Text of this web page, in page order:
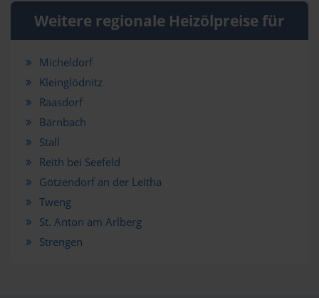
Weitere regionale Heizölpreise für
Micheldorf
Kleinglödnitz
Raasdorf
Bärnbach
Stall
Reith bei Seefeld
Götzendorf an der Leitha
Tweng
St. Anton am Arlberg
Strengen